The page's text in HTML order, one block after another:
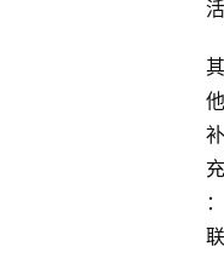
活
其
他
补
充
：
联